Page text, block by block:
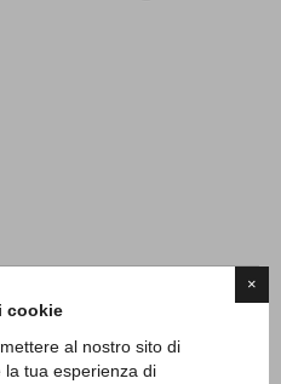
×
cookie
al nostro sito di
tua esperienza di